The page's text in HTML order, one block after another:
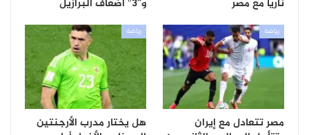
ناريا مع مصر
و”3″ أضعاف البرازيل
رياضة
مصر تتعادل مع إيران
رياضة
هل يختار مدرب الأرجنتين